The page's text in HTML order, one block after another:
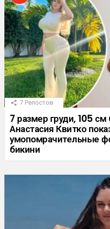
7 Репостов
7 размер груди, 105
Анастасия Квитко
умопомрачительные
бикини